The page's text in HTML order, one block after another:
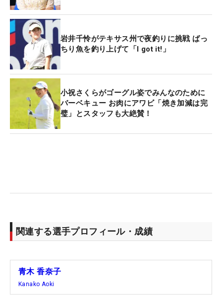
岩井千怜がテキサス州で夜釣りに挑戦 ばっ
ちり魚を釣り上げて「I got it!」
小祝さくらがゴーグル姿でみんなのために
バーベキュー お肉にアワビ「焼き加減は完
璧」とスタッフも大絶賛！
関連する選手プロフィール・成績
青木 香奈子
Kanako Aoki